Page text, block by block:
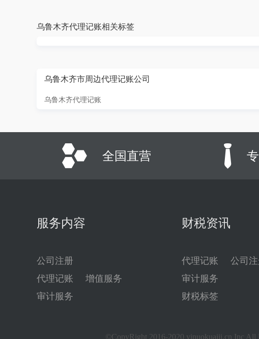
乌鲁木齐代理记账相关标签
乌鲁木齐市周边代理记账公司
乌鲁木齐代理记账
全国直营
服务内容
公司注册
代理记账
增值服务
审计服务
财税资讯
代理记账
公司
审计服务
财税标签
©CopyRight 2016-2020 yinuokuaiji.cn Inc All